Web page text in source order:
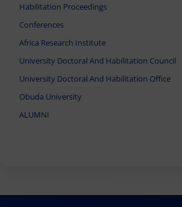
Habilitation Proceedings
Conferences
Africa Research Institute
University Doctoral And Habilitation Council
University Doctoral And Habilitation Office
Obuda University
ALUMNI